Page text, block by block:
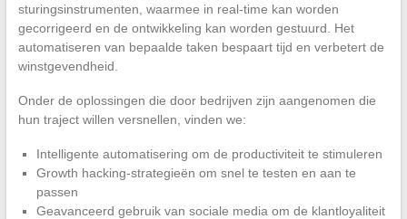
sturingsinstrumenten, waarmee in real-time kan worden
gecorrigeerd en de ontwikkeling kan worden gestuurd. Het
automatiseren van bepaalde taken bespaart tijd en verbetert de
winstgevendheid.
Onder de oplossingen die door bedrijven zijn aangenomen die
hun traject willen versnellen, vinden we:
Intelligente automatisering om de productiviteit te stimuleren
Growth hacking-strategieën om snel te testen en aan te
passen
Geavanceerd gebruik van sociale media om de klantloyaliteit